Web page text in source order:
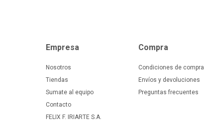
Empresa
Nosotros
Tiendas
Sumate al equipo
Contacto
FELIX F. IRIARTE S.A.
Compra
Condiciones de compra
Envíos y devoluciones
Preguntas frecuentes